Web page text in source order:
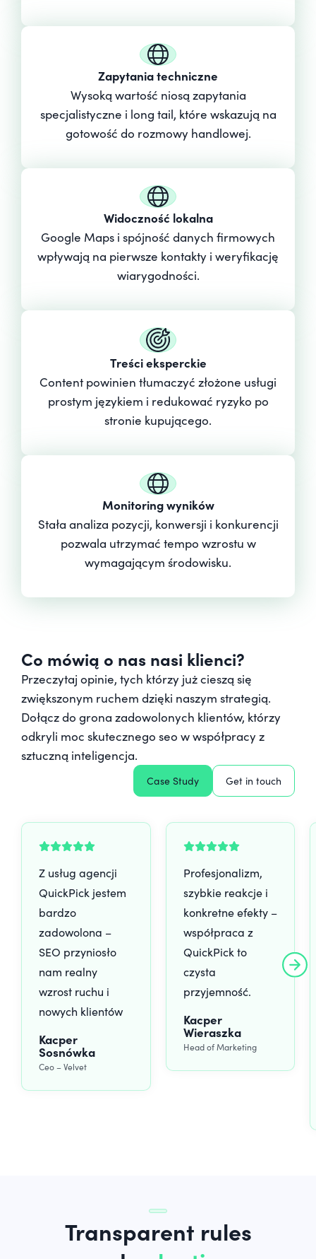
Zapytania techniczne
Wysoką wartość niosą zapytania
specjalistyczne i long tail, które wskazują na
gotowość do rozmowy handlowej.
Widoczność lokalna
Google Maps i spójność danych firmowych
wpływają na pierwsze kontakty i weryfikację
wiarygodności.
Treści eksperckie
Content powinien tłumaczyć złożone usługi
prostym językiem i redukować ryzyko po
stronie kupującego.
Monitoring wyników
Stała analiza pozycji, konwersji i konkurencji
pozwala utrzymać tempo wzrostu w
wymagającym środowisku.
Co mówią o nas nasi klienci?
Przeczytaj opinie, tych którzy już cieszą się
zwiększonym ruchem dzięki naszym strategią.
Dołącz do grona zadowolonych klientów, którzy
odkryli moc skutecznego seo w współpracy z
sztuczną inteligencja.
Case Study Get in touch
Z usług agencji
QuickPick jestem
bardzo
zadowolona –
SEO przyniosło
nam realny
wzrost ruchu i
nowych klientów
Kacper
Sosnówka
Ceo – Velvet
Profesjonalizm,
szybkie reakcje i
konkretne efekty –
współpraca z
QuickPick to
czysta
przyjemność.
Kacper
Wieraszka
Head of Marketing
Transparent rules